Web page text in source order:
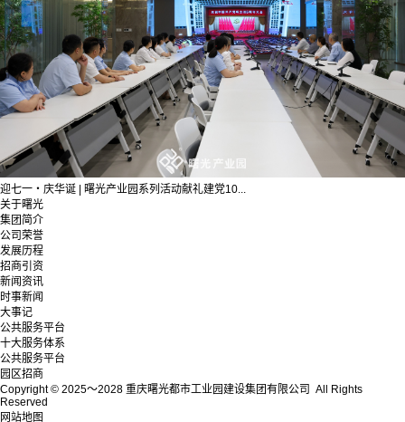
迎七一・庆华诞 | 曙光产业园系列活动献礼建党10...
关于曙光
集团简介
公司荣誉
发展历程
招商引资
新闻资讯
时事新闻
大事记
公共服务平台
十大服务体系
公共服务平台
园区招商
Copyright © 2025～2028 重庆曙光都市工业园建设集团有限公司 All Rights
Reserved
网站地图